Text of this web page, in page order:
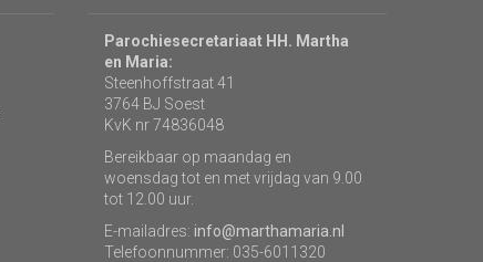
Parochiesecretariaat HH. Martha
en Maria:
Steenhoffstraat 41
3764 BJ Soest
KvK nr 74836048
Bereikbaar op maandag en
woensdag tot en met vrijdag van 9.00
tot 12.00 uur.
E-mailadres: info@marthamaria.nl
Telefoonnummer: 035-6011320